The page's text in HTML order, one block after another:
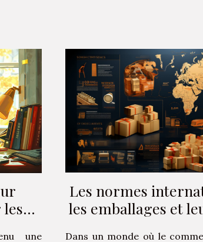
une
Les normes
les emballages et
Dans un monde où le